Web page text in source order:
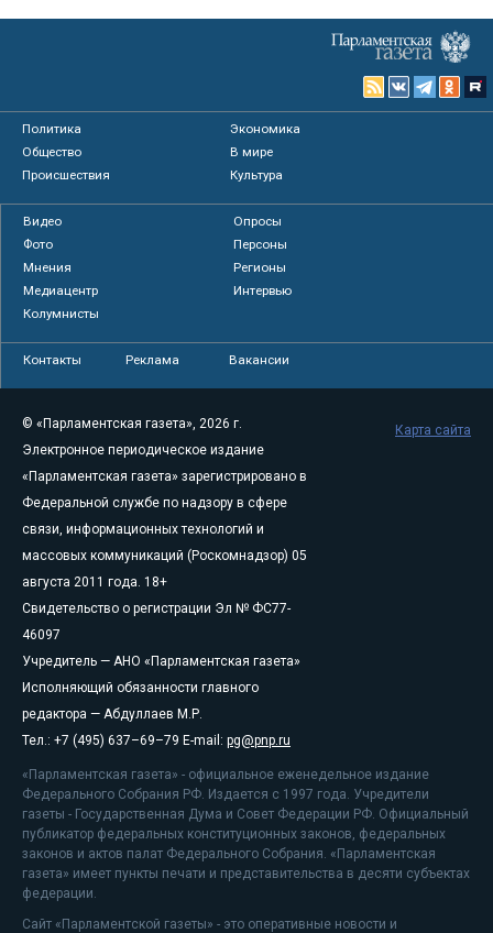
Политика
Экономика
Общество
В мире
Происшествия
Культура
Видео
Опросы
Фото
Персоны
Мнения
Регионы
Медиацентр
Интервью
Колумнисты
Контакты Реклама Вакансии
© «Парламентская газета», 2026 г.
Электронное периодическое издание
«Парламентская газета» зарегистрировано в
Федеральной службе по надзору в сфере
связи, информационных технологий и
массовых коммуникаций (Роскомнадзор) 05
августа 2011 года. 18+
Свидетельство о регистрации Эл № ФС77-
46097
Учредитель — АНО «Парламентская газета»
Исполняющий обязанности главного
редактора — Абдуллаев М.Р.
Тел.: +7 (495) 637–69–79 E-mail: pg@pnp.ru
«Парламентская газета» - официальное еженедельное издание
Федерального Собрания РФ. Издается с 1997 года. Учредители
газеты - Государственная Дума и Совет Федерации РФ. Официальный
публикатор федеральных конституционных законов, федеральных
законов и актов палат Федерального Собрания. «Парламентская
газета» имеет пункты печати и представительства в десяти субъектах
федерации.
Сайт «Парламентской газеты» - это оперативные новости и
Карта сайта